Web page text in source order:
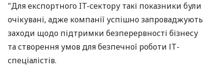
"Для експортного IT-сектору такі показники були
очікувані, адже компанії успішно запроваджують
заходи щодо підтримки безперервності бізнесу
та створення умов для безпечної роботи ІТ-
спеціалістів.